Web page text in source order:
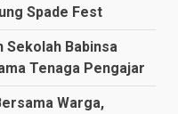
Spade Fest
Sekolah Babinsa
Tenaga Pengajar
Warga,